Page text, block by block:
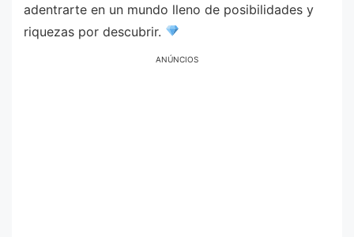
adentrarte en un mundo lleno de posibilidades y
riquezas por descubrir.
ANÚNCIOS